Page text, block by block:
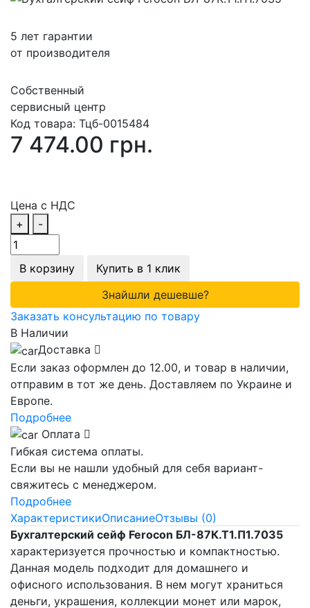
5 лет гарантии
от производителя
Собственный
сервисный центр
Код товара: Тцб-0015484
7 474.00 грн.
Цена с НДС
+
-
В корзину
Купить в 1 клик
Знайшли дешевше?
Заказать консультацию по товару
В Наличии
Доставка
Если заказ оформлен до 12.00, и товар в наличии,
отправим в тот же день. Доставляем по Украине и
Европе.
Подробнее
Оплата
Гибкая система оплаты.
Если вы не нашли удобный для себя вариант-
свяжитесь с менеджером.
Подробнее
ХарактеристикиОписаниеОтзывы (0)
Бухгалтерский сейф Ferocon БЛ-87К.Т1.П1.7035
характеризуется прочностью и компактностью.
Данная модель подходит для домашнего и
офисного использования. В нем могут храниться
деньги, украшения, коллекции монет или марок,